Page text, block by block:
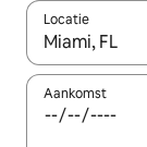
Locatie
Wanneer er
Aankomst